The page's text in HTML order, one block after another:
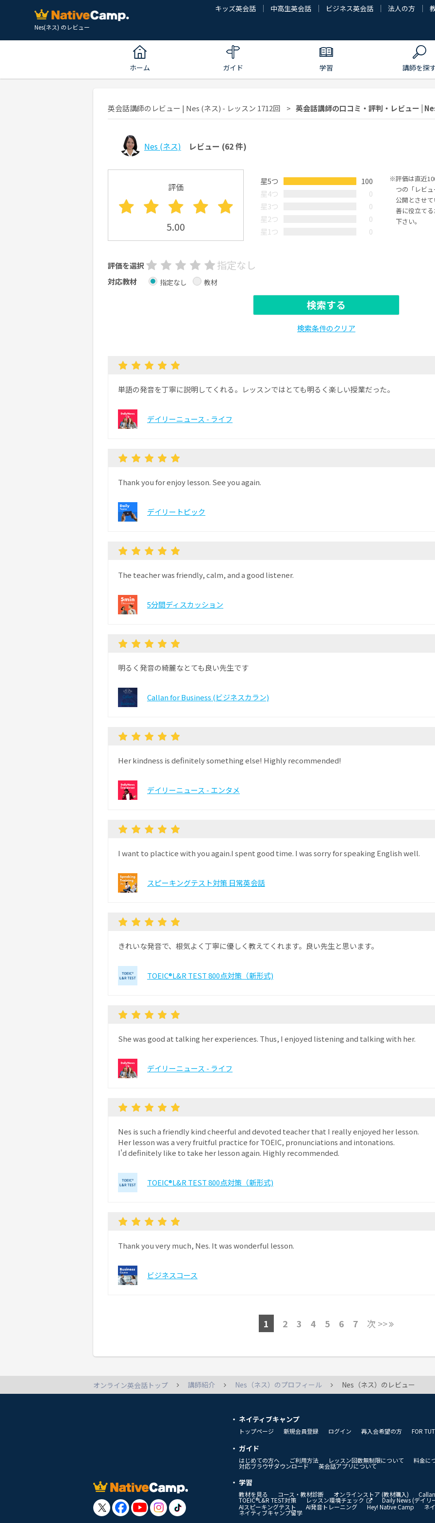
Nes(ネス) のレビュー
キッズ英会話 中高生英会話 ビジネス英会話 法人の方
ホーム ガイド 学習 講師を探
英会話講師のレビュー | Nes (ネス) - レッスン 1712回 英会話講師の口コミ・評判・レビュー |
Nes (ネス) レビュー (62 件)
評価
5.00
星5つ
100
星4つ
0
星3つ
0
星2つ
0
星1つ
0
評価は直近
つの「レビ
公開とさせ
善に役立て
下さい。
評価を選択 指定なし
対応教材 指定なし 教材
検索する
検索条件のクリア
単語の発音を丁寧に説明してくれる。レッスンではとても明るく楽しい授業だった。
デイリーニュース - ライフ
Thank you for enjoy lesson. See you again.
デイリートピック
The teacher was friendly, calm, and a good listener.
5分間ディスカッション
明るく発音の綺麗なとても良い先生です
Callan for Business (ビジネスカラン)
Her kindness is definitely something else! Highly recommended!
デイリーニュース - エンタメ
I want to plactice with you again.I spent good time. I was sorry for speaking English well.
スピーキングテスト対策 日常英会話
きれいな発音で、根気よく丁寧に優しく教えてくれます。良い先生と思います。
TOEIC®L&R TEST 800点対策（新形式)
She was good at talking her experiences. Thus, I enjoyed listening and talking with her.
デイリーニュース - ライフ
Nes is such a friendly kind cheerful and devoted teacher that I really enjoyed her lesson.
Her lesson was a very fruitful practice for TOEIC, pronunciations and intonations.
I'd definitely like to take her lesson again. Highly recommended.
TOEIC®L&R TEST 800点対策（新形式)
Thank you very much, Nes. It was wonderful lesson.
ビジネスコース
1 2 3 4 5 6 7 次 >>
オンライン英会話トップ 講師紹介 Nes（ネス）のプロフィール Nes（ネス）のレビュー
ネイティブキャンプ
トップページ 新規会員登録 ログイン 再入会希望の方 FOR
ガイド
はじめての方へ ご利用方法 レッスン回数無制限について 料金に
対応ブラウザダウンロード 英会話アプリについて
学習
教材を見る コース・教材診断 オンラインストア (教材購入)
TOEIC®L&R TEST対策 レッスン環境チェック Daily News (デイリ
AIスピーキングテスト
AI発音トレーニング Hey! Native Camp ネ
ネイティブキャンプ留学